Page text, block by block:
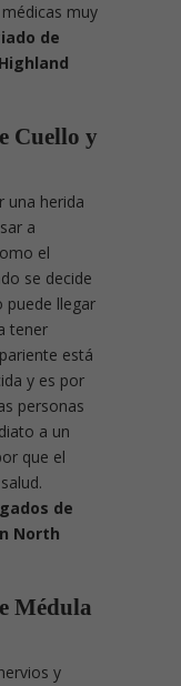
muy
de
Cuello y
una herida
a
el
se decide
puede llegar
tener
está
y es por
personas
a un
que el
de
North
Médula
y